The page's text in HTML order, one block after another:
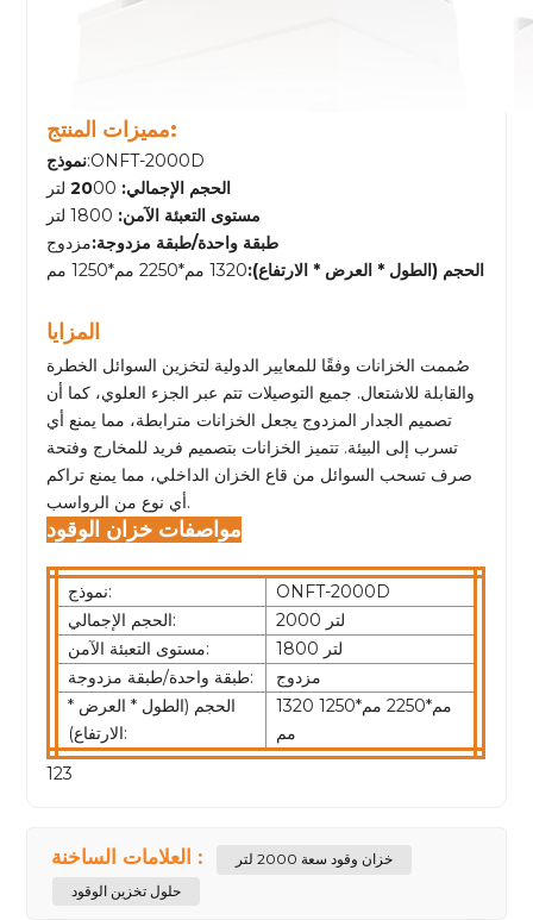
مميزات المنتج:
نموذج:ONFT-2000D
الحجم الإجمالي: 20 00 لتر
مستوى التعبئة الآمن:
طبقة واحدة/طبقة مزدوجة:مزدوج
الحجم (الطول * العرض * الارتفاع):1320 مم*2250 مم*1250 مم
المزايا
صُممت الخزانات وفقًا للمعايير الدولية لتخزين السوائل الخطرة
والقابلة للاشتعال. جميع التوصيلات تتم عبر الجزء العلوي، كما أن
تصميم الجدار المزدوج يجعل الخزانات مترابطة، مما يمنع أي
تسرب إلى البيئة. تتميز الخزانات بتصميم فريد للمخارج وفتحة
صرف تسحب السوائل من قاع الخزان الداخلي، مما يمنع تراكم
أي نوع من الرواسب.
مواصفات خزان الوقود
نموذج:
ONFT-2000D
الحجم الإجمالي:
2000 لتر
مستوى التعبئة الآمن:
1800 لتر
طبقة واحدة/طبقة مزدوجة:
مزدوج
الحجم (الطول * العرض *
الارتفاع):
1320 مم*2250 مم*1250
مم
123
العلامات الساخنة :
خزان وقود سعة 2000 لتر
حلول تخزين الوقود